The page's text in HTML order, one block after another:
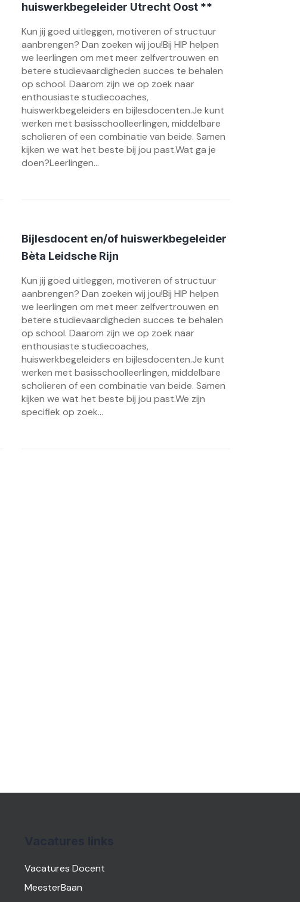
huiswerkbegeleider Utrecht Oost **
Kun jij goed uitleggen, motiveren of structuur
aanbrengen? Dan zoeken wij jou!Bij HIP helpen
we leerlingen om met meer zelfvertrouwen en
betere studievaardigheden succes te behalen
op school. Daarom zijn we op zoek naar
enthousiaste studiecoaches,
huiswerkbegeleiders en bijlesdocenten.Je kunt
werken met basisschoolleerlingen, middelbare
scholieren of een combinatie van beide. Samen
kijken we wat het beste bij jou past.Wat ga je
doen?Leerlingen...
Bijlesdocent en/of huiswerkbegeleider
Bèta Leidsche Rijn
Kun jij goed uitleggen, motiveren of structuur
aanbrengen? Dan zoeken wij jou!Bij HIP helpen
we leerlingen om met meer zelfvertrouwen en
betere studievaardigheden succes te behalen
op school. Daarom zijn we op zoek naar
enthousiaste studiecoaches,
huiswerkbegeleiders en bijlesdocenten.Je kunt
werken met basisschoolleerlingen, middelbare
scholieren of een combinatie van beide. Samen
kijken we wat het beste bij jou past.We zijn
specifiek op zoek...
Vacatures Docent
MeesterBaan